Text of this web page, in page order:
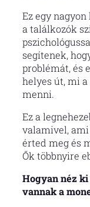
Ez egy
a találkozók
segítenek,
problémát, és
helyes út, mi
menni.
Ez a
valamivel,
érted meg és
Ők többnyire
Hogyan néz
vannak a